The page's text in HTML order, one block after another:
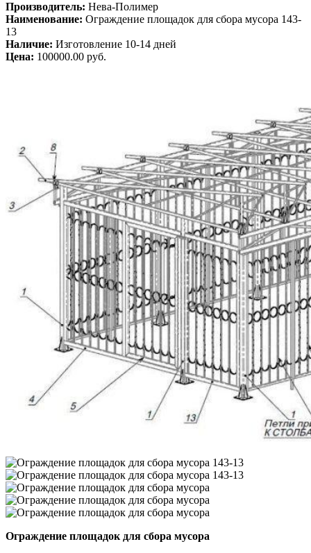
Производитель: Нева-Полимер
Наименование: Ограждение площадок для сбора мусора 143-
13
Наличие: Изготовление 10-14 дней
Цена: 100000.00 руб.
Ограждение площадок для сбора мусора